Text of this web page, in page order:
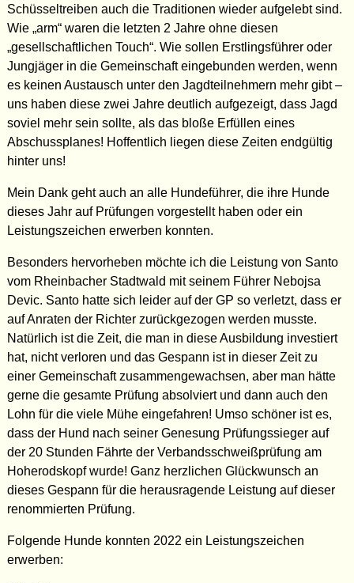
Schüsseltreiben auch die Traditionen wieder aufgelebt sind.
Wie „arm“ waren die letzten 2 Jahre ohne diesen
„gesellschaftlichen Touch“. Wie sollen Erstlingsführer oder
Jungjäger in die Gemeinschaft eingebunden werden, wenn
es keinen Austausch unter den Jagdteilnehmern mehr gibt –
uns haben diese zwei Jahre deutlich aufgezeigt, dass Jagd
soviel mehr sein sollte, als das bloße Erfüllen eines
Abschussplanes! Hoffentlich liegen diese Zeiten endgültig
hinter uns!
Mein Dank geht auch an alle Hundeführer, die ihre Hunde
dieses Jahr auf Prüfungen vorgestellt haben oder ein
Leistungszeichen erwerben konnten.
Besonders hervorheben möchte ich die Leistung von Santo
vom Rheinbacher Stadtwald mit seinem Führer Nebojsa
Devic. Santo hatte sich leider auf der GP so verletzt, dass er
auf Anraten der Richter zurückgezogen werden musste.
Natürlich ist die Zeit, die man in diese Ausbildung investiert
hat, nicht verloren und das Gespann ist in dieser Zeit zu
einer Gemeinschaft zusammengewachsen, aber man hätte
gerne die gesamte Prüfung absolviert und dann auch den
Lohn für die viele Mühe eingefahren! Umso schöner ist es,
dass der Hund nach seiner Genesung Prüfungssieger auf
der 20 Stunden Fährte der Verbandsschweißprüfung am
Hoherodskopf wurde! Ganz herzlichen Glückwunsch an
dieses Gespann für die herausragende Leistung auf dieser
renommierten Prüfung.
Folgende Hunde konnten 2022 ein Leistungszeichen
erwerben: